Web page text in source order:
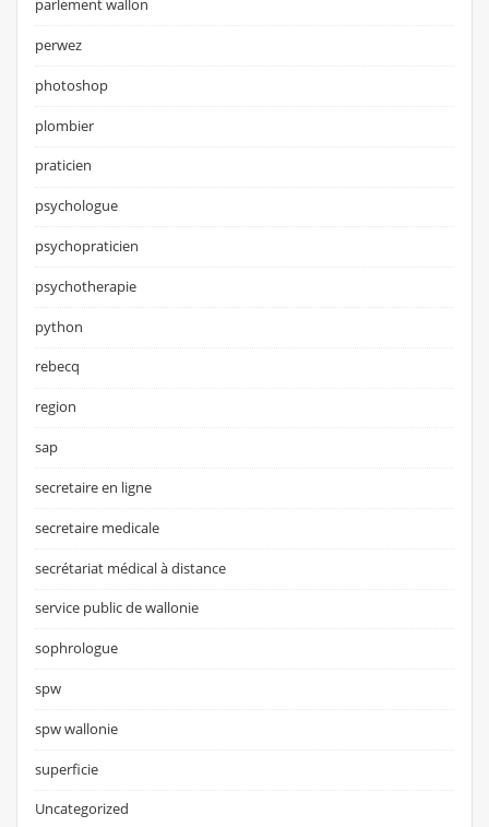
parlement wallon
perwez
photoshop
plombier
praticien
psychologue
psychopraticien
psychotherapie
python
rebecq
region
sap
secretaire en ligne
secretaire medicale
secrétariat médical à distance
service public de wallonie
sophrologue
spw
spw wallonie
superficie
Uncategorized